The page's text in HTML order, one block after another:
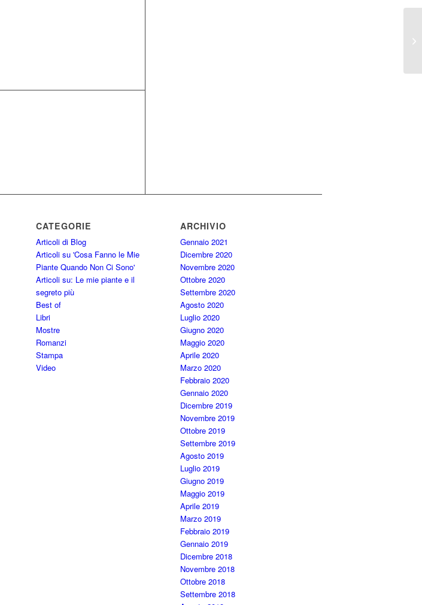
CATEGORIE
Articoli di Blog
Articoli su 'Cosa Fanno le Mie
Piante Quando Non Ci Sono'
Articoli su: Le mie piante e il
segreto più
Best of
Libri
Mostre
Romanzi
Stampa
Video
ARCHIVIO
Gennaio 2021
Dicembre 2020
Novembre 2020
Ottobre 2020
Settembre 2020
Agosto 2020
Luglio 2020
Giugno 2020
Maggio 2020
Aprile 2020
Marzo 2020
Febbraio 2020
Gennaio 2020
Dicembre 2019
Novembre 2019
Ottobre 2019
Settembre 2019
Agosto 2019
Luglio 2019
Giugno 2019
Maggio 2019
Aprile 2019
Marzo 2019
Febbraio 2019
Gennaio 2019
Dicembre 2018
Novembre 2018
Ottobre 2018
Settembre 2018